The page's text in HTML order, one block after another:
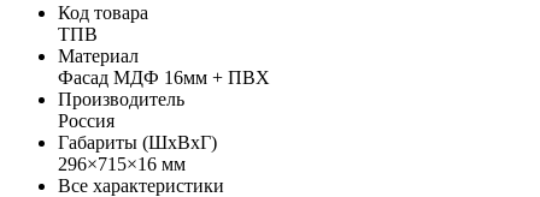
Код товара
ТПВ
Материал
Фасад МДФ 16мм + ПВХ
Производитель
Россия
Габариты (ШхВхГ)
296×715×16 мм
Все характеристики